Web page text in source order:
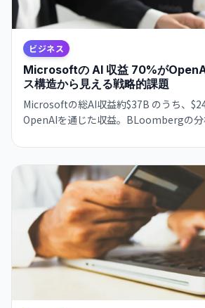
ビジネス
Microsoftの AI 収益 70%が
ス構造から見える戦略的課題
Microsoftの総AI収益約$37B のうち、
OpenAIを通じた収益。BLoombergの分
築の急務を浮き彫りにします。